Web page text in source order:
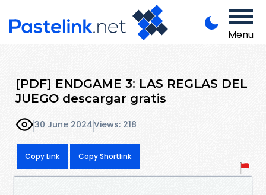
Menu
[PDF] ENDGAME 3: LAS REGLAS DEL
JUEGO descargar gratis
30 June 2024Views: 218
Copy Link Copy Shortlink